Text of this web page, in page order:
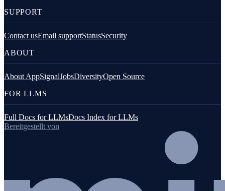
SUPPORT
Contact usEmail supportStatusSecurity
ABOUT
About AppSignalJobsDiversityOpen Source
FOR LLMS
Full Docs for LLMsDocs Index for LLMs
Bereitgestellt von